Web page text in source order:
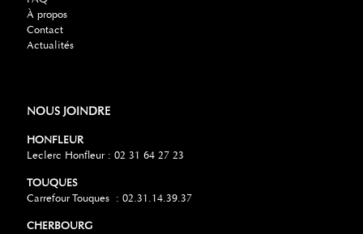
À propos
Contact
Actualités
NOUS JOINDRE
HONFLEUR
Leclerc Honfleur : 02 31 64 27 23
TOUQUES
Carrefour Touques : 02.31.14.39.37
CHERBOURG